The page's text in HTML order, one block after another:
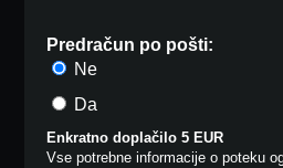
Predračun po pošti:
Ne
Da
Enkratno doplačilo 5 EUR
Vse potrebne informacije o poteku